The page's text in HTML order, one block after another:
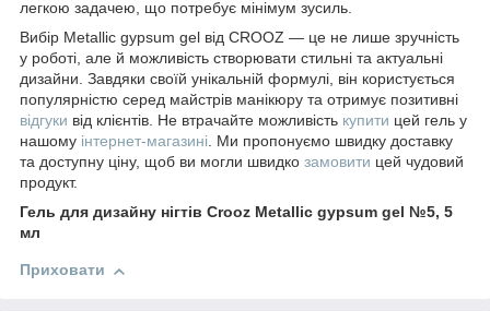
легкою задачею, що потребує мінімум зусиль.
Вибір Metallic gypsum gel від CROOZ — це не лише зручність
у роботі, але й можливість створювати стильні та актуальні
дизайни. Завдяки своїй унікальній формулі, він користується
популярністю серед майстрів манікюру та отримує позитивні
відгуки від клієнтів. Не втрачайте можливість купити цей гель у
нашому інтернет-магазині. Ми пропонуємо швидку доставку
та доступну ціну, щоб ви могли швидко замовити цей чудовий
продукт.
Гель для дизайну нігтів Crooz Metallic gypsum gel №5, 5
мл
Приховати